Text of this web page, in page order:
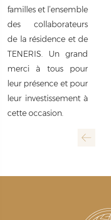
familles et l’ensemble
des collaborateurs
de la résidence et de
TENERIS. Un grand
merci à tous pour
leur présence et pour
leur investissement à
cette occasion.